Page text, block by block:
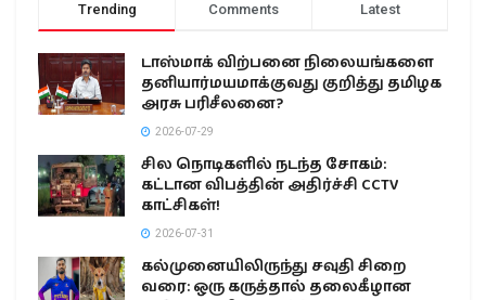
Trending Comments Latest
டாஸ்மாக் விற்பனை நிலையங்களை
தனியார்மயமாக்குவது குறித்து தமிழக
அரசு பரிசீலனை?
2026-07-29
சில நொடிகளில் நடந்த சோகம்:
கட்டான விபத்தின் அதிர்ச்சி CCTV
காட்சிகள்!
2026-07-31
கல்முனையிலிருந்து சவுதி சிறை
வரை: ஒரு கருத்தால் தலைகீழான